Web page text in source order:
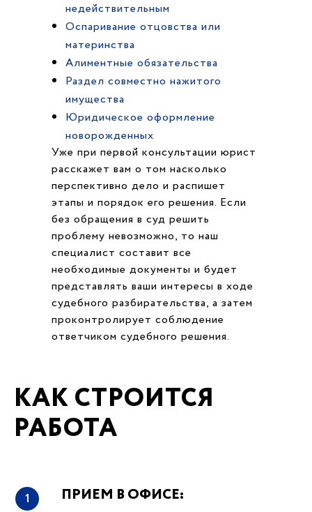
недействительным
Оспаривание отцовства или
материнства
Алиментные обязательства
Раздел совместно нажитого
имущества
Юридическое оформление
новорожденных
Уже при первой консультации юрист
расскажет вам о том насколько
перспективно дело и распишет
этапы и порядок его решения. Если
без обращения в суд решить
проблему невозможно, то наш
специалист составит все
необходимые документы и будет
представлять ваши интересы в ходе
судебного разбирательства, а затем
проконтролирует соблюдение
ответчиком судебного решения.
КАК СТРОИТСЯ
РАБОТА
1 ПРИЕМ В ОФИСЕ: